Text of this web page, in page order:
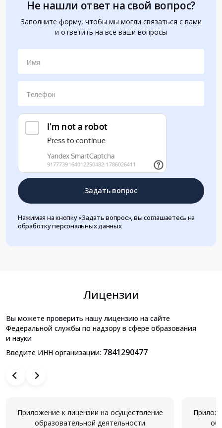
Не нашли ответ на свой вопрос?
Заполните форму, чтобы мы могли связаться с вами
и ответить на все ваши вопросы
Имя
Телефон
Задать вопрос
Нажимая на кнопку «Задать вопрос», вы соглашаетесь на
обработку персональных данных
Лицензии
Вы можете проверить нашу лицензию на сайте
Федеральной службы по надзору в сфере образования
и науки
Введите ИНН организации: 7841290477
Приложение к лицензии на осуществление
образовательной деятельности